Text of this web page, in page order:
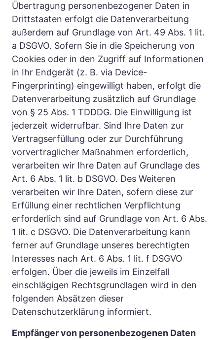
Übertragung personenbezogener Daten in
Drittstaaten erfolgt die Datenverarbeitung
außerdem auf Grundlage von Art. 49 Abs. 1 lit.
a DSGVO. Sofern Sie in die Speicherung von
Cookies oder in den Zugriff auf Informationen
in Ihr Endgerät (z. B. via Device-
Fingerprinting) eingewilligt haben, erfolgt die
Datenverarbeitung zusätzlich auf Grundlage
von § 25 Abs. 1 TDDDG. Die Einwilligung ist
jederzeit widerrufbar. Sind Ihre Daten zur
Vertragserfüllung oder zur Durchführung
vorvertraglicher Maßnahmen erforderlich,
verarbeiten wir Ihre Daten auf Grundlage des
Art. 6 Abs. 1 lit. b DSGVO. Des Weiteren
verarbeiten wir Ihre Daten, sofern diese zur
Erfüllung einer rechtlichen Verpflichtung
erforderlich sind auf Grundlage von Art. 6 Abs.
1 lit. c DSGVO. Die Datenverarbeitung kann
ferner auf Grundlage unseres berechtigten
Interesses nach Art. 6 Abs. 1 lit. f DSGVO
erfolgen. Über die jeweils im Einzelfall
einschlägigen Rechtsgrundlagen wird in den
folgenden Absätzen dieser
Datenschutzerklärung informiert.
Empfänger von personenbezogenen Daten